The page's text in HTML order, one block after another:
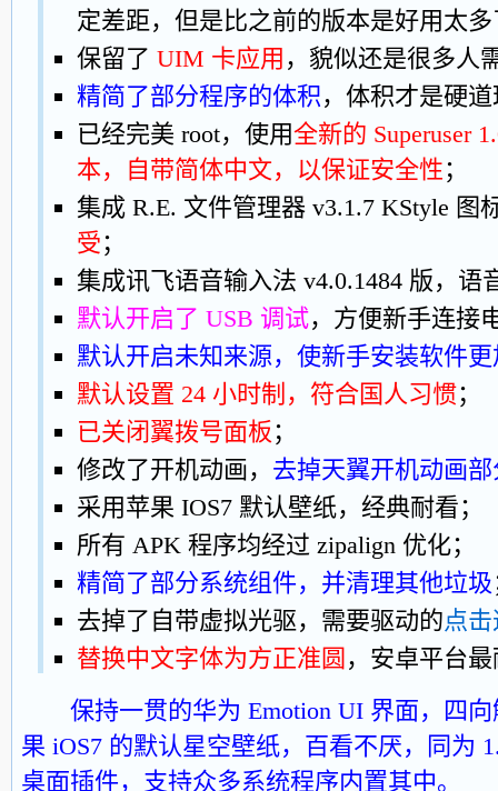
定差距，但是比之前的版本是好用太
保留了 UIM 卡应用 ，貌似还是很多人
精简了部分程序的体积，体积才是硬
已经完美 root，使用全新的 Superuser
本，自带简体中文，以保证安全性；
集成 R.E. 文件管理器 v3.1.7 KStyle 图
受；
集成讯飞语音输入法 v4.0.1484 版，语
默认开启了 USB 调试，方便新手连接
默认开启未知来源，使新手安装软件
默认设置 24 小时制，符合国人习惯；
已关闭翼拨号面板；
修改了开机动画， 去掉天翼开机动画部
采用苹果 IOS7 默认壁纸，经典耐看；
所有 APK 程序均经过 zipalign 优化；
精简了部分系统组件，并清理其他垃圾
去掉了自带虚拟光驱，需要驱动的点
替换中文字体为方正准圆 ，安卓平台
保持一贯的华为 Emotion UI 界面，四
果 iOS7 的默认星空壁纸，百看不厌，同为
桌面插件，支持众多系统程序内置其中。